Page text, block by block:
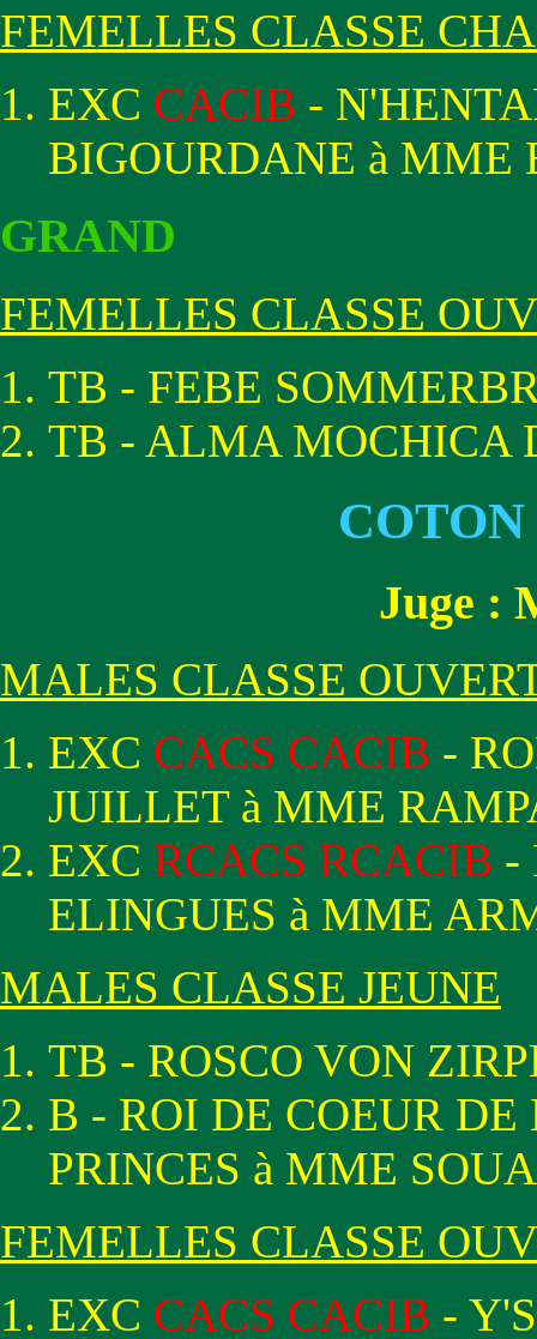
FEMELLES CLASSE
EXC CACIB -
BIGOURDANE à MME
GRAND
FEMELLES CLASSE
TB - FEBE
TB - ALMA MOCHICA
Juge :
MALES CLASSE
EXC CACS CACIB -
JUILLET à MME
EXC RCACS RCACIB -
ELINGUES à MME
MALES CLASSE JEUNE
TB - ROSCO VON
B - ROI DE COEUR
PRINCES à MME
FEMELLES CLASSE
EXC CACS CACIB -